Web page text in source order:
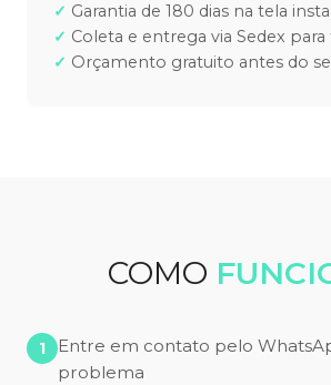
Garantia de 180 dias na tela
Coleta e entrega via Sedex
Orçamento gratuito antes do
COMO
Entre em contato pelo
problema